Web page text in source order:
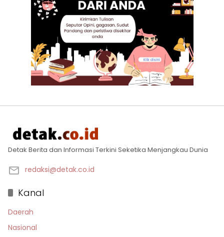
Detak Berita dan Informasi Terkini Seketika Menjangkau Dunia
redaksi@detak.co.id
Kanal
Daerah
Nasional